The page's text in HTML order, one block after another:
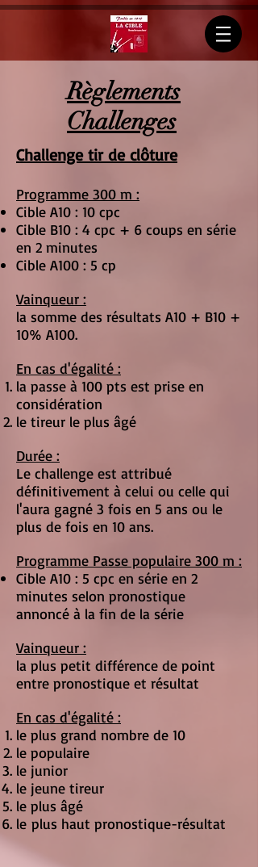
Règlements
Challenges
Challenge tir de clôture
Programme 300 m :
Cible A10 : 10 cpc
Cible B10 : 4 cpc + 6 coups en série
en 2 minutes
Cible A100 : 5 cp
Vainqueur :
la somme des résultats A10 + B10 +
10% A100.
En cas d'égalité :
la passe à 100 pts est prise en
considération
le tireur le plus âgé
Durée :
Le challenge est attribué
définitivement à celui ou celle qui
l'aura gagné 3 fois en 5 ans ou le
plus de fois en 10 ans.
Programme Passe populaire 300 m :
Cible A10 : 5 cpc en série en 2
minutes selon pronostique
annoncé à la fin de la série
Vainqueur :
la plus petit différence de point
entre pronostique et résultat
En cas d'égalité :
le plus grand nombre de 10
le populaire
le junior
le jeune tireur
le plus âgé
le plus haut pronostique-résultat